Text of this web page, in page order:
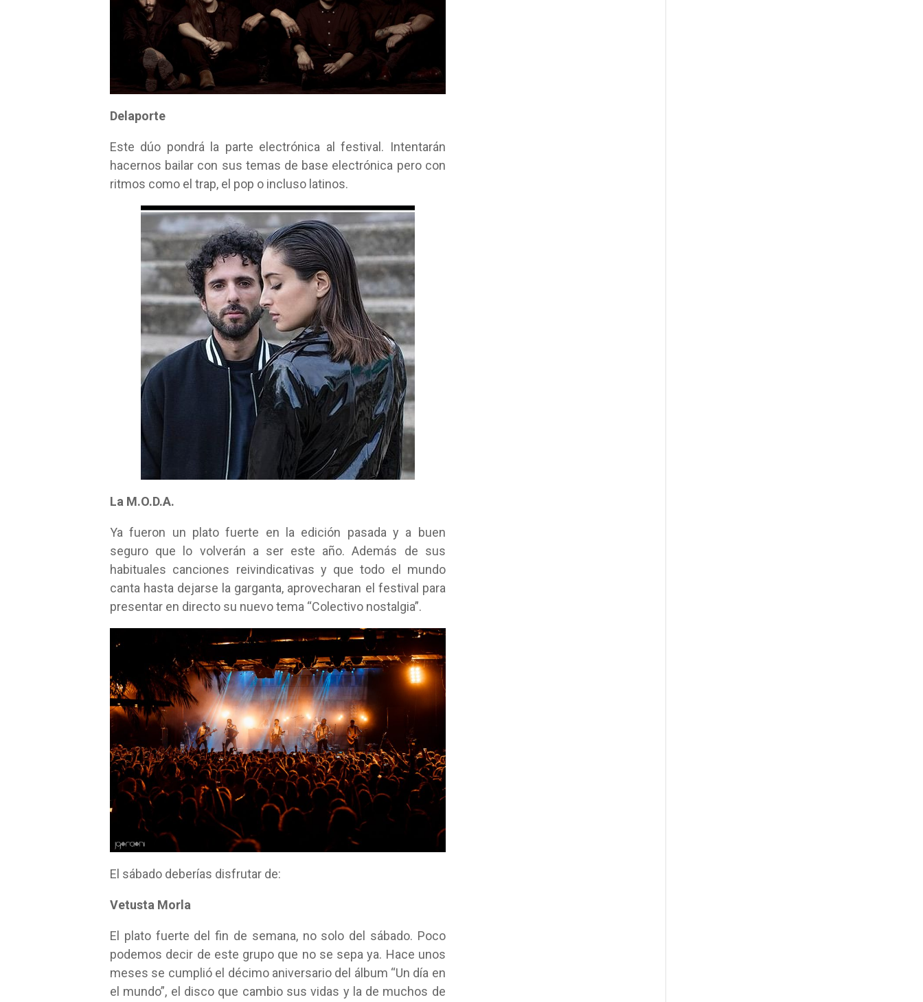
Delaporte
Este dúo pondrá la parte electrónica al festival. Intentarán
hacernos bailar con sus temas de base electrónica pero con
ritmos como el trap, el pop o incluso latinos.
La M.O.D.A.
Ya fueron un plato fuerte en la edición pasada y a buen
seguro que lo volverán a ser este año. Además de sus
habituales canciones reivindicativas y que todo el mundo
canta hasta dejarse la garganta, aprovecharan el festival para
presentar en directo su nuevo tema “Colectivo nostalgia”.
El sábado deberías disfrutar de:
Vetusta Morla
El plato fuerte del fin de semana, no solo del sábado. Poco
podemos decir de este grupo que no se sepa ya. Hace unos
meses se cumplió el décimo aniversario del álbum “Un día en
el mundo”, el disco que cambio sus vidas y la de muchos de